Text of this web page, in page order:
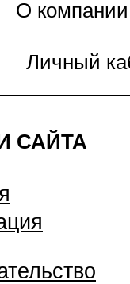
О компании
Личный
САЙТА